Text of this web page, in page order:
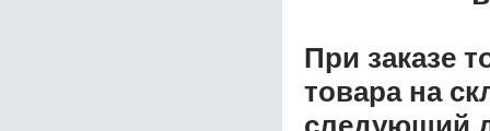
При заказе
товара на